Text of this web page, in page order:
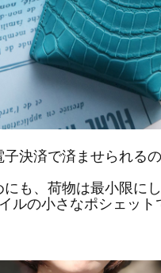
決済で済ませられる
も、荷物は最小限に
ルの小さなポシェット